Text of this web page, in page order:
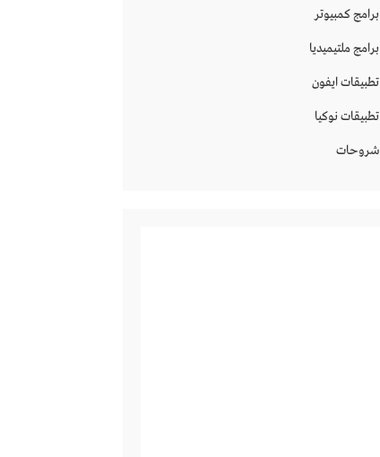
برامج كمبيوتر
برامج ملتيميديا
تطبيقات ايفون
تطبيقات نوكيا
شروحات